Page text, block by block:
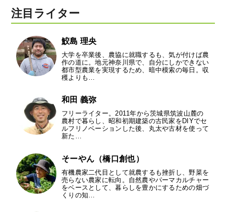
注目ライター
鮫島 理央
大学を卒業後、農協に就職するも、気が付けば農
作の道に。地元神奈川県で、自分にしかできない
都市型農業を実現するため、暗中模索の毎日。収
穫よりも…
和田 義弥
フリーライター。2011年から茨城県筑波山麓の
農村で暮らし、昭和初期建築の古民家をDIYでセ
ルフリノベーションした後、丸太や古材を使って
新た…
そーやん（橋口創也）
有機農家二代目として就農するも挫折し、野菜を
売らない農家に転向。自然農やパーマカルチャー
をベースとして、暮らしを豊かにするための畑づ
くりの知…